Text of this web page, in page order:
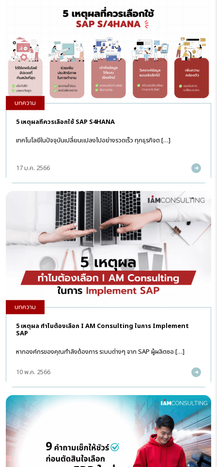
5 เหตุผลที่ควรเลือกใช้ SAP S4HANA
เทคโนโลยีในปัจจุบันเปลี่ยนแปลงไปอย่างรวดเร็ว ทุกธุรกิจต […]
บทความ
17 ม.ค. 2566
5 เหตุผล ทำไมต้องเลือก I AM Consulting ในการ Implement
SAP
หากองค์กรของคุณกำลังต้องการ ระบบต่างๆ จาก SAP ผู้ผลิตซอ […]
บทความ
10 พ.ค. 2566